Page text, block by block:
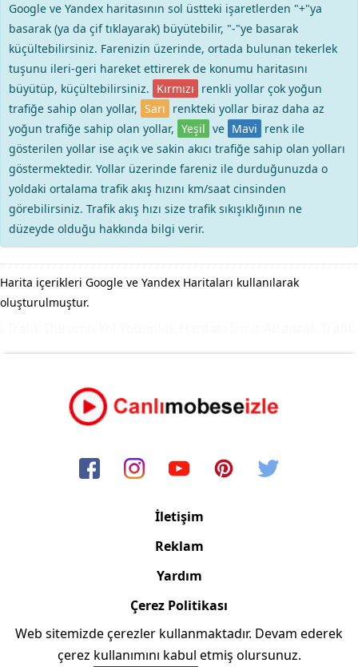
Google ve Yandex haritasının sol üstteki işaretlerden "+"ya
basarak (ya da çif tıklayarak) büyütebilir, "-"ye basarak
küçültebilirsiniz. Farenizin üzerinde, ortada bulunan tekerlek
tuşunu ileri-geri hareket ettirerek de konumu haritasını
büyütüp, küçültebilirsiniz. Kırmızı renkli yollar çok yoğun
trafiğe sahip olan yollar, Sarı renkteki yollar biraz daha az
yoğun trafiğe sahip olan yollar, Yeşil ve Mavi renk ile
gösterilen yollar ise açık ve sakin akıcı trafiğe sahip olan yolları
göstermektedir. Yollar üzerinde fareniz ile durduğunuzda o
yoldaki ortalama trafik akış hızını km/saat cinsinden
görebilirsiniz. Trafik akış hızı size trafik sıkışıklığının ne
düzeyde olduğu hakkında bilgi verir.
Harita içerikleri Google ve Yandex Haritaları kullanılarak
oluşturulmuştur.
İletişim
Reklam
Yardım
Çerez Politikası
Copyright © 2006/2024 Canlimobeseizle.com
Web sitemizde çerezler kullanmaktadır. Devam ederek
çerez kullanımını kabul etmiş olursunuz.